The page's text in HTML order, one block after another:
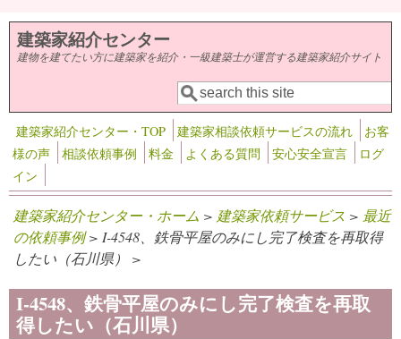
メインコンテンツに移動
建築家紹介センター
建物を建てたい方に建築家を紹介・一級建築士が運営する建築家紹介サイト
検索フォーム
検索
建築家紹介センター・TOP 建築家相談依頼サービスの流れ
お客
様の声
相談依頼事例 料金 よくある質問 安心安全宣言
ログ
イン
建築家紹介センター・ホーム > 建築家依頼サービス > 最近
の依頼事例> I-4548、鉄骨平屋のみにし完了検査を再取得
したい（石川県） >
I-4548、鉄骨平屋のみにし完了検査を再取
得したい（石川県）